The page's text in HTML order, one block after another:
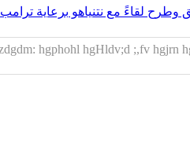
وطرح لقاءً مع نتنياهو برعاية ترامب